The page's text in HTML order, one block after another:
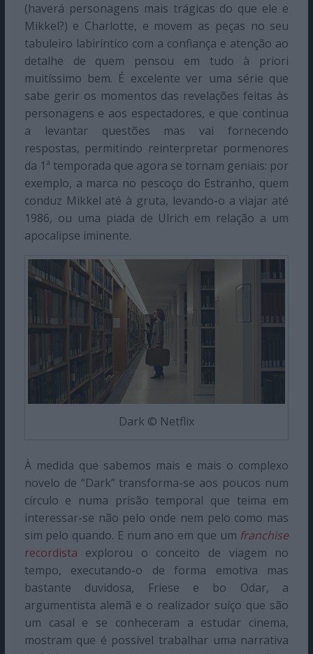
(haverá personagens mais trágicas do que ele e
Mikkel?) e Charlotte, e movem as peças no seu
tabuleiro labiríntico com a confiança e atenção ao
detalhe de quem pensou em tudo à priori
muitíssimo bem. É excelente ver uma série que
sabe gerir os momentos das revelações feitas às
personagens e aos espectadores, e que continua
a levantar questões mas vai fornecendo
respostas, permitindo reinterpretar pormenores
da 1ª temporada que agora se tornam geniais: por
exemplo, a marca no pescoço do Estranho, quem
conduz Mikkel até à gruta, levando-o a viajar até
1986, ou uma piada de Ulrich em relação a um
apocalipse iminente.
Dark © Netflix
À medida que sabemos mais e mais o complexo
novelo de “Dark” transforma-se aos poucos num
círculo e numa prisão temporal que teima em
interessar-se não pelo onde nem pelo como mas
sim pelo quando. E num ano em que um franchise
recordista explorou o conceito de viagem no
tempo, executando-o de forma emotiva mas
bastante duvidosa, Friese e bo Odar, a
argumentista alemã e o realizador suíço que são
um casal e se conheceram a estudar cinema,
mostram que é possível trabalhar uma narrativa